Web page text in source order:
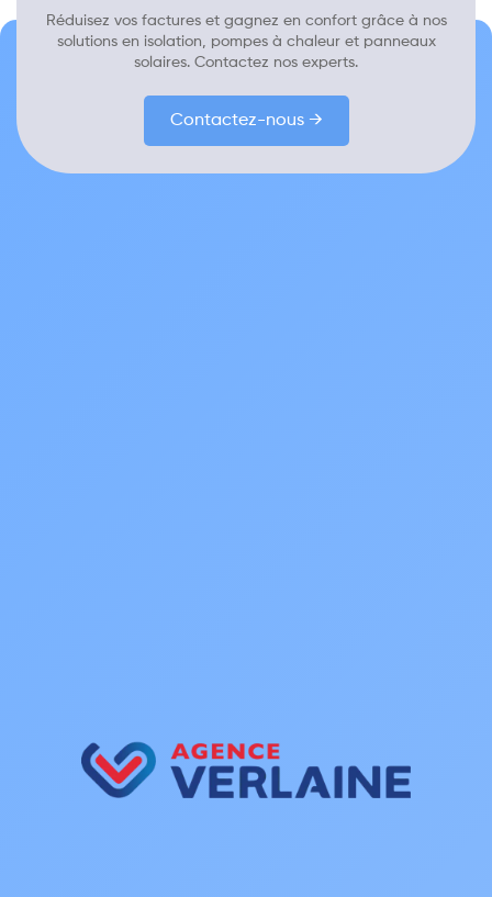
Réduisez vos factures et gagnez en confort grâce à nos
solutions en isolation, pompes à chaleur et panneaux
solaires. Contactez nos experts.
Contactez-nous →